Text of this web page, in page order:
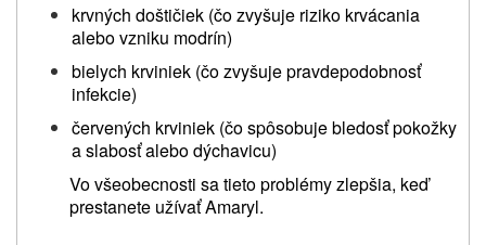
krvných doštičiek (čo zvyšuje riziko krvácania
alebo vzniku modrín)
bielych krviniek (čo zvyšuje pravdepodobnosť
infekcie)
červených krviniek (čo spôsobuje bledosť pokožky
a slabosť alebo dýchavicu)
Vo všeobecnosti sa tieto problémy zlepšia, keď
prestanete užívať Amaryl.